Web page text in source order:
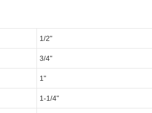
1/2"
3/4"
1"
1-1/4"